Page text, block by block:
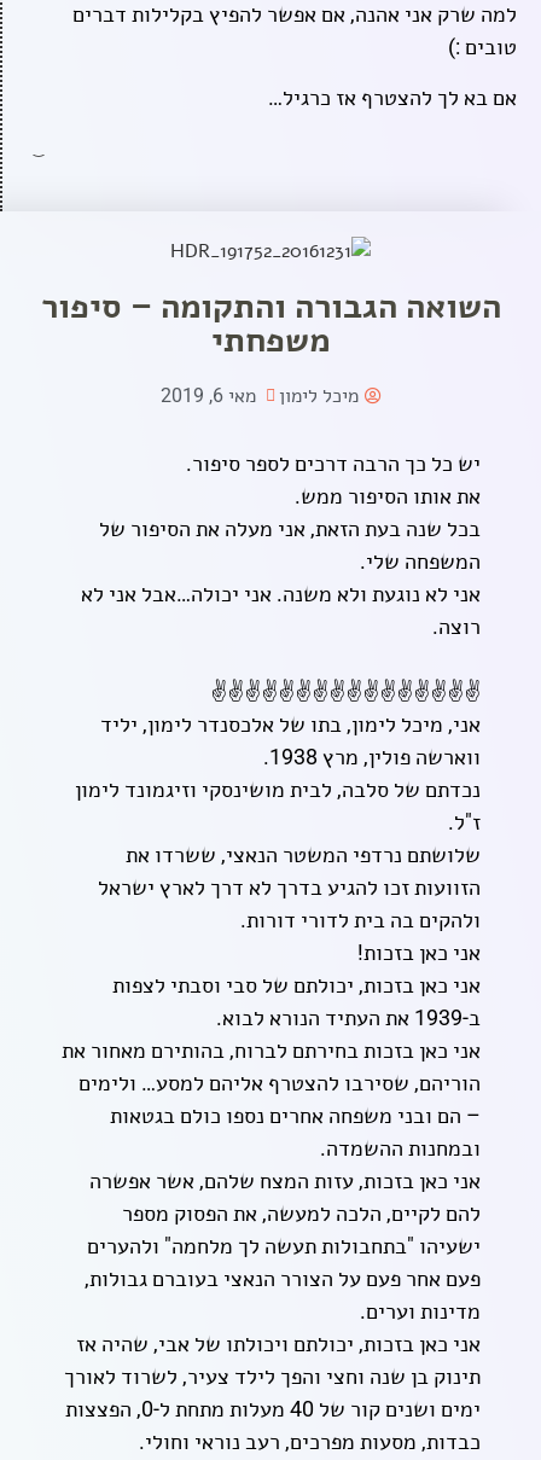
למה שרק אני אהנה, אם אפשר להפיץ בקלילות דברים
טובים :)
אם בא לך להצטרף אז כרגיל…
השואה הגבורה והתקומה – סיפור
משפחתי
מיכל לימון מאי 6, 2019
יש כל כך הרבה דרכים לספר סיפור.
את אותו הסיפור ממש.
בכל שנה בעת הזאת, אני מעלה את הסיפור של
המשפחה שלי.
אני לא נוגעת ולא משנה. אני יכולה…אבל אני לא
רוצה.
✌️✌️✌️✌️✌️✌️✌️✌️✌️✌️✌️✌️✌️✌️✌️✌️
אני, מיכל לימון, בתו של אלכסנדר לימון, יליד
ווארשה פולין, מרץ 1938.
נכדתם של סלבה, לבית מושינסקי וזיגמונד לימון
ז"ל.
שלושתם נרדפי המשטר הנאצי, ששרדו את
הזוועות זכו להגיע בדרך לא דרך לארץ ישראל
ולהקים בה בית לדורי דורות.
אני כאן בזכות!
אני כאן בזכות, יכולתם של סבי וסבתי לצפות
ב-1939 את העתיד הנורא לבוא.
אני כאן בזכות בחירתם לברוח, בהותירם מאחור את
הוריהם, שסירבו להצטרף אליהם למסע… ולימים
– הם ובני משפחה אחרים נספו כולם בגטאות
ובמחנות ההשמדה.
אני כאן בזכות, עזות המצח שלהם, אשר אפשרה
להם לקיים, הלכה למעשה, את הפסוק מספר
ישעיהו "בתחבולות תעשה לך מלחמה" ולהערים
פעם אחר פעם על הצורר הנאצי בעוברם גבולות,
מדינות וערים.
אני כאן בזכות, יכולתם ויכולתו של אבי, שהיה אז
תינוק בן שנה וחצי והפך לילד צעיר, לשרוד לאורך
ימים ושנים קור של 40 מעלות מתחת ל-0, הפצצות
כבדות, מסעות מפרכים, רעב נוראי וחולי.